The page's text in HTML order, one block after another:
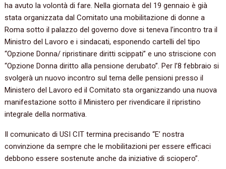
ha avuto la volontà di fare. Nella giornata del 19 gennaio è già
stata organizzata dal Comitato una mobilitazione di donne a
Roma sotto il palazzo del governo dove si teneva l’incontro tra il
Ministro del Lavoro e i sindacati, esponendo cartelli del tipo
“Opzione Donna/ ripristinare diritti scippati” e uno striscione con
“Opzione Donna diritto alla pensione derubato”. Per l’8 febbraio si
svolgerà un nuovo incontro sul tema delle pensioni presso il
Ministero del Lavoro ed il Comitato sta organizzando una nuova
manifestazione sotto il Ministero per rivendicare il ripristino
integrale della normativa.
Il comunicato di USI CIT termina precisando “E’ nostra
convinzione da sempre che le mobilitazioni per essere efficaci
debbono essere sostenute anche da iniziative di sciopero”.